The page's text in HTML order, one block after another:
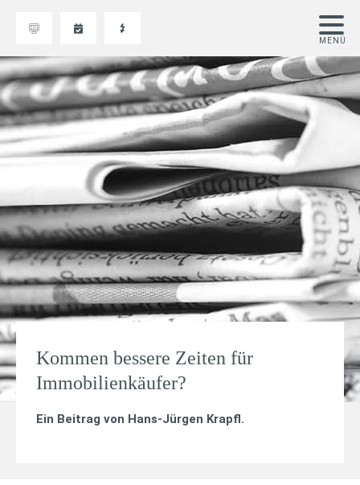
Kommen bessere Zeiten für
Immobilienkäufer?
Ein Beitrag von Hans-Jürgen Krapfl.